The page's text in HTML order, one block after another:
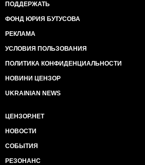
ПОДДЕРЖАТЬ
ФОНД ЮРИЯ БУТУСОВА
РЕКЛАМА
УСЛОВИЯ ПОЛЬЗОВАНИЯ
ПОЛИТИКА КОНФИДЕНЦИАЛЬНОСТИ
НОВИНИ ЦЕНЗОР
UKRAINIAN NEWS
ЦЕНЗОР.НЕТ
НОВОСТИ
СОБЫТИЯ
РЕЗОНАНС